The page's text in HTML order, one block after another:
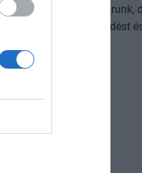
ügyekben járunk,
a belső működést
cselekedni képes
és vállalti
lehetőséget adnak a
többek között